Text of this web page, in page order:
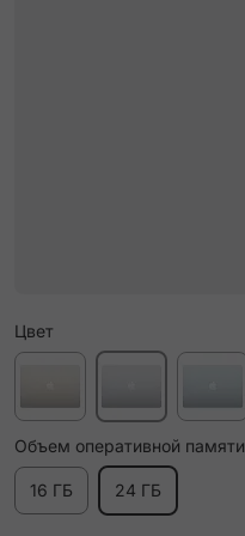
Цвет
Объем оперативной памяти
16 ГБ 24 ГБ